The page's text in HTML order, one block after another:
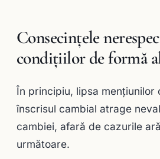
Consecinţele
condiţiilor de formă
În principiu, lipsa menţiunilor
înscrisul cambial atrage
cambiei, afară de cazurile
următoare.